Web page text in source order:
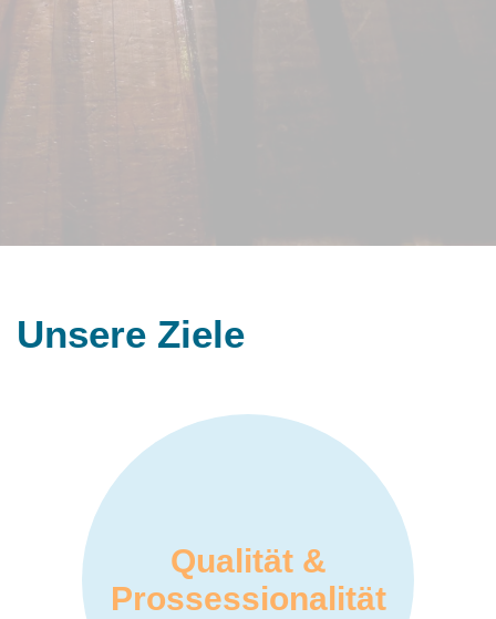
Unsere Ziele
Verantwortung &
Ethik